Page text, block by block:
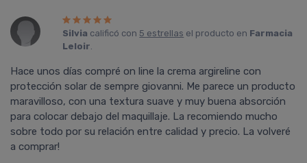
Silvia calificó con 5 estrellas el producto en Farmacia
Leloir.
Hace unos días compré on line la crema argireline con
protección solar de sempre giovanni. Me parece un producto
maravilloso, con una textura suave y muy buena absorción
para colocar debajo del maquillaje. La recomiendo mucho
sobre todo por su relación entre calidad y precio. La volveré
a comprar!